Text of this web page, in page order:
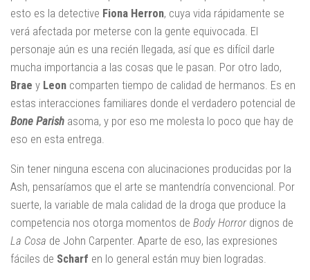
esto es la detective Fiona Herron, cuya vida rápidamente se
verá afectada por meterse con la gente equivocada. El
personaje aún es una recién llegada, así que es difícil darle
mucha importancia a las cosas que le pasan. Por otro lado,
Brae y Leon comparten tiempo de calidad de hermanos. Es en
estas interacciones familiares donde el verdadero potencial de
Bone Parish asoma, y por eso me molesta lo poco que hay de
eso en esta entrega.
Sin tener ninguna escena con alucinaciones producidas por la
Ash, pensaríamos que el arte se mantendría convencional. Por
suerte, la variable de mala calidad de la droga que produce la
competencia nos otorga momentos de Body Horror dignos de
La Cosa de John Carpenter. Aparte de eso, las expresiones
fáciles de Scharf en lo general están muy bien logradas.